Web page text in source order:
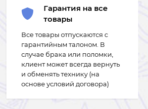
Гарантия на все
товары
Все товары отпускаются с
гарантийным талоном. В
случае брака или поломки,
клиент может всегда вернуть
и обменять технику (на
основе условий договора)